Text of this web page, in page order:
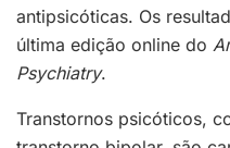
antipsicóticas. Os
última edição online do
Psychiatry.
Transtornos psicóticos,